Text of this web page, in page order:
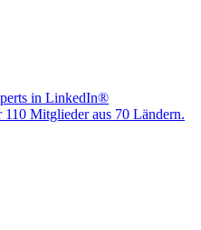
in LinkedIn®
Mitglieder aus 70 Ländern.